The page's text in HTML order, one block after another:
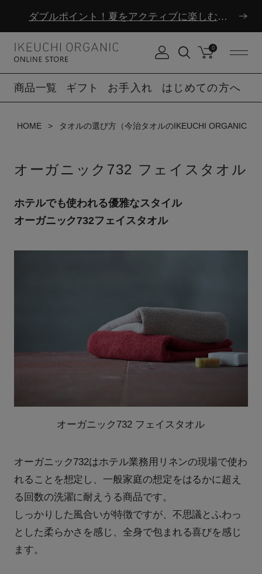
夏季休業のお知らせ
夏季休業のお知らせ
0
商品一覧 ギフト お手入れ はじめての方へ
HOME タオルの選び方（今治タオルのIKEUCHI ORGANIC）
オーガニック732 フェイスタオル
ホテルでも使われる優雅なスタイル
オーガニック732フェイスタオル
オーガニック732 フェイスタオル
オーガニック732はホテル業務用リネンの現場で使わ
れることを想定し、一般家庭の想定をはるかに超え
る回数の洗濯に耐えうる商品です。
しっかりした風合いが特徴ですが、不思議とふわっ
とした柔らかさを感じ、全身で包まれる喜びを感じ
ます。